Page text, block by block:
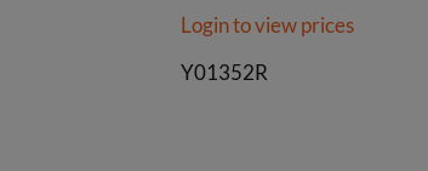
Login to view prices
Y01352R